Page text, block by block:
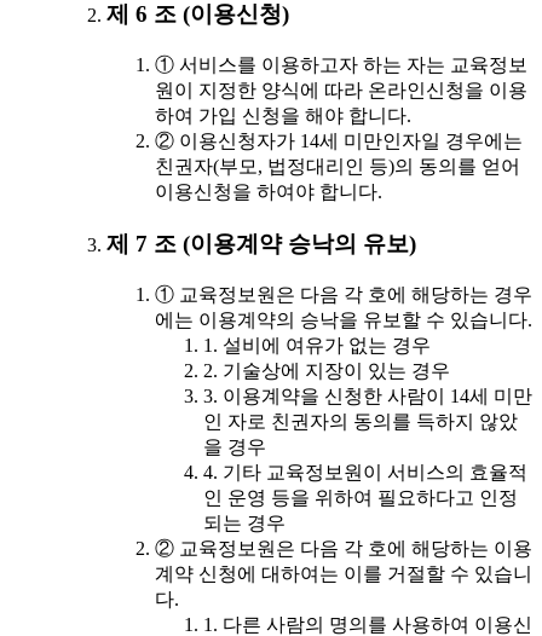
제 6 조 (이용신청)
① 서비스를 이용하고자 하는 자는 교육정보
원이 지정한 양식에 따라 온라인신청을 이용
하여 가입 신청을 해야 합니다.
② 이용신청자가 14세 미만인자일 경우에는
친권자(부모, 법정대리인 등)의 동의를 얻어
이용신청을 하여야 합니다.
제 7 조 (이용계약 승낙의 유보)
① 교육정보원은 다음 각 호에 해당하는 경우
에는 이용계약의 승낙을 유보할 수 있습니다.
1. 설비에 여유가 없는 경우
2. 기술상에 지장이 있는 경우
3. 이용계약을 신청한 사람이 14세 미만
인 자로 친권자의 동의를 득하지 않았
을 경우
4. 기타 교육정보원이 서비스의 효율적
인 운영 등을 위하여 필요하다고 인정
되는 경우
② 교육정보원은 다음 각 호에 해당하는 이용
계약 신청에 대하여는 이를 거절할 수 있습니
다.
1. 다른 사람의 명의를 사용하여 이용신